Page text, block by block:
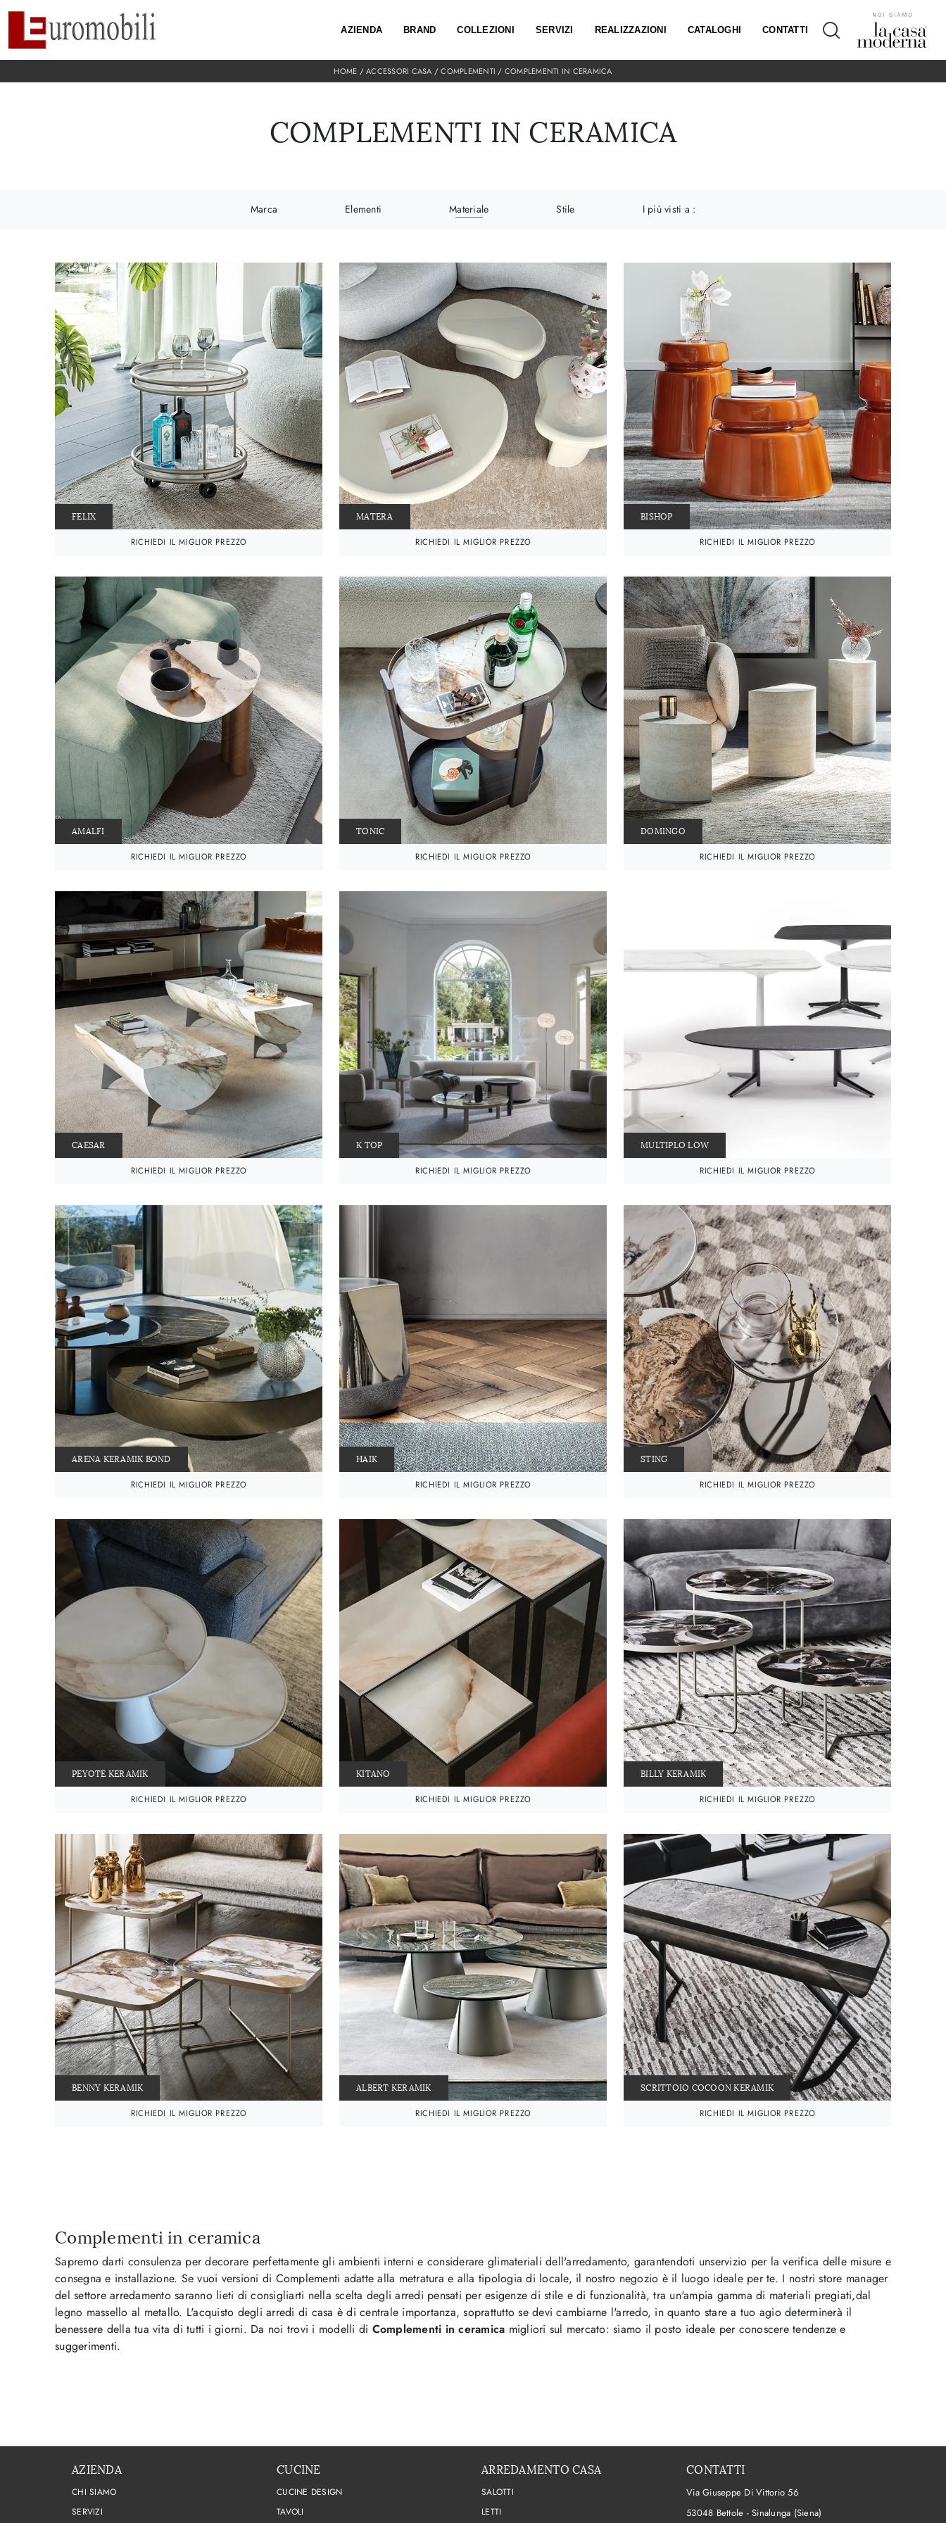
AZIENDA BRAND COLLEZIONI SERVIZI REALIZZAZIONI CATALOGHI CONTATTI
HOME /ACCESSORI CASA /COMPLEMENTI / COMPLEMENTI IN CERAMICA
COMPLEMENTI IN CERAMICA
Marca Elementi Materiale Stile I più visti a :
FELIX
RICHIEDI IL MIGLIOR PREZZO
MATERA
RICHIEDI IL MIGLIOR PREZZO
BISHOP
RICHIEDI IL MIGLIOR PREZZO
AMALFI
RICHIEDI IL MIGLIOR PREZZO
TONIC
RICHIEDI IL MIGLIOR PREZZO
DOMINGO
RICHIEDI IL MIGLIOR PREZZO
CAESAR
RICHIEDI IL MIGLIOR PREZZO
K TOP
RICHIEDI IL MIGLIOR PREZZO
MULTIPLO LOW
RICHIEDI IL MIGLIOR PREZZO
ARENA KERAMIK BOND
RICHIEDI IL MIGLIOR PREZZO
HAIK
RICHIEDI IL MIGLIOR PREZZO
STING
RICHIEDI IL MIGLIOR PREZZO
PEYOTE KERAMIK
RICHIEDI IL MIGLIOR PREZZO
KITANO
RICHIEDI IL MIGLIOR PREZZO
BILLY KERAMIK
RICHIEDI IL MIGLIOR PREZZO
BENNY KERAMIK
RICHIEDI IL MIGLIOR PREZZO
ALBERT KERAMIK
RICHIEDI IL MIGLIOR PREZZO
SCRITTOIO COCOON KERAMIK
RICHIEDI IL MIGLIOR PREZZO
Complementi in ceramica
Sapremo darti consulenza per decorare perfettamente gli ambienti interni e considerare glimateriali dell'arredamento, garantendoti unservizio per la verifica delle misure e
consegna e installazione. Se vuoi versioni di Complementi adatte alla metratura e alla tipologia di locale, il nostro negozio è il luogo ideale per te. I nostri store manager
del settore arredamento saranno lieti di consigliarti nella scelta degli arredi pensati per esigenze di stile e di funzionalità, tra un'ampia gamma di materiali pregiati,dal
legno massello al metallo. L'acquisto degli arredi di casa è di centrale importanza, soprattutto se devi cambiarne l'arredo, in quanto stare a tuo agio determinerà il
benessere della tua vita di tutti i giorni. Da noi trovi i modelli di Complementi in ceramica migliori sul mercato: siamo il posto ideale per conoscere tendenze e
suggerimenti.
AZIENDA
CHI SIAMO
SERVIZI
CUCINE
CUCINE DESIGN
TAVOLI
ARREDAMENTO CASA
SALOTTI
LETTI
CONTATTI
Via Giuseppe Di Vittorio 56
53048 Bettole - Sinalunga (Siena)